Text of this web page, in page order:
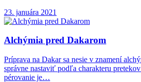
23. januára 2021
Alchýmia pred Dakarom
Príprava na Dakar sa nesie v znamení
správne nastaviť podľa charakteru
pérovanie je…